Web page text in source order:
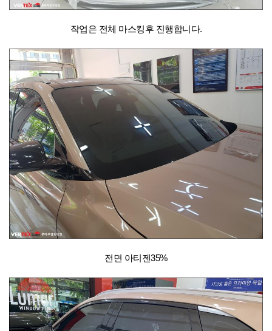
작업은 전체 마스킹후 진행합니다.
전면 아티젠35%